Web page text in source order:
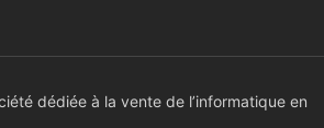
dédiée à la vente de l’informatique en